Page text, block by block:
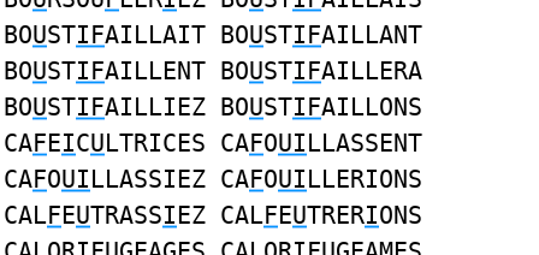
BOUSTIFAILLAIT BOUSTIFAILLANT
BOUSTIFAILLENT BOUSTIFAILLERA
BOUSTIFAILLIEZ BOUSTIFAILLONS
CAFEICULTRICES CAFOUILLASSENT
CAFOUILLASSIEZ CAFOUILLERIONS
CALFEUTRASSIEZ CALFEUTRERIONS